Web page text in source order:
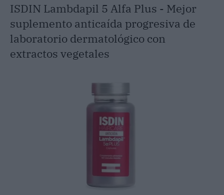
ISDIN Lambdapil 5 Alfa Plus - Mejor
suplemento anticaída progresiva de
laboratorio dermatológico con
extractos vegetales